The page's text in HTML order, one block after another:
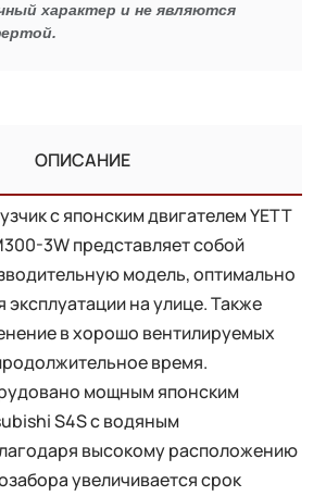
характер и не являются
ОПИСАНИЕ
с японским двигателем YETT
3W представляет собой
модель, оптимально
на улице. Также
в хорошо вентилируемых
время.
мощным японским
S4S с водяным
высокому расположению
увеличивается срок